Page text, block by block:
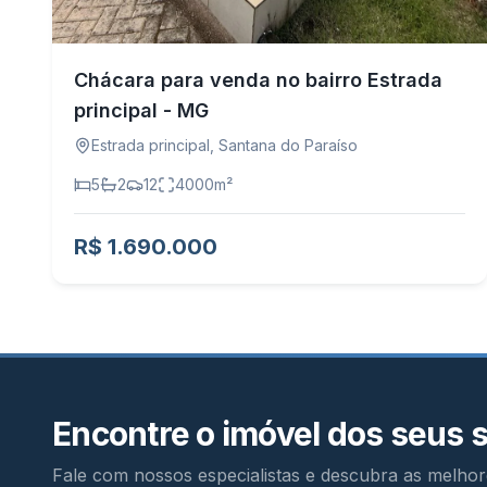
Chácara para venda no bairro Estrada
principal - MG
Estrada principal Santana do Paraíso
5 2 12 4000m²
R$ 1.690.000
Encontre o imóvel dos seus
Fale com nossos especialistas e descubra as